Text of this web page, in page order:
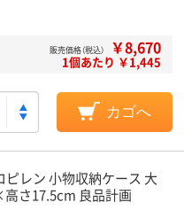
販売価格（税込） ￥8,670
1個あたり ￥1,445
カゴへ
ピレン 小物収納ケース 大
さ17.5cm 良品計画